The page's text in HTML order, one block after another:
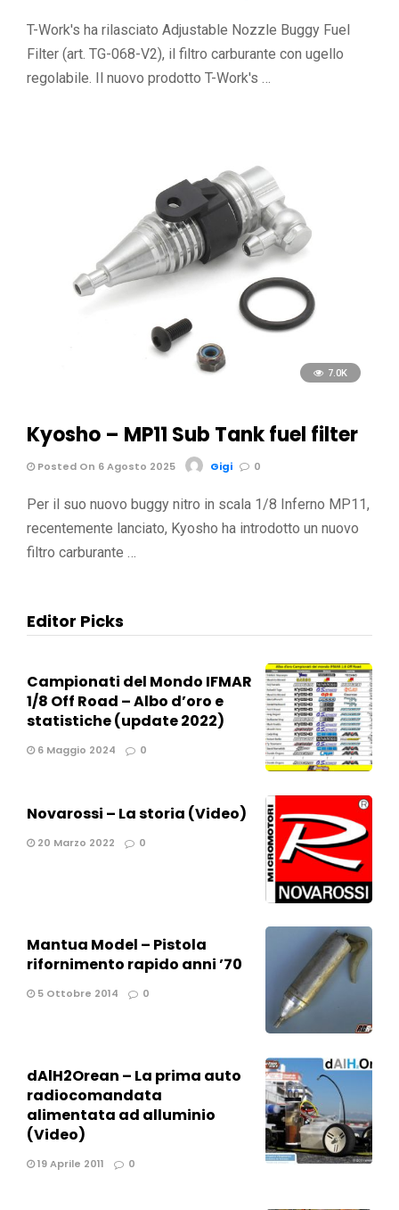
T-Work's ha rilasciato Adjustable Nozzle Buggy Fuel
Filter (art. TG-068-V2), il filtro carburante con ugello
regolabile. Il nuovo prodotto T-Work's …
7.0K
Kyosho – MP11 Sub Tank fuel filter
Posted On 6 Agosto 2025 Gigi 0
Per il suo nuovo buggy nitro in scala 1/8 Inferno MP11,
recentemente lanciato, Kyosho ha introdotto un nuovo
filtro carburante …
Editor Picks
Campionati del Mondo IFMAR
1/8 Off Road – Albo d’oro e
statistiche (update 2022)
6 Maggio 2024 0
Novarossi – La storia (Video)
20 Marzo 2022 0
Mantua Model – Pistola
rifornimento rapido anni ’70
5 Ottobre 2014 0
dAlH2Orean – La prima auto
radiocomandata
alimentata ad alluminio
(Video)
19 Aprile 2011 0